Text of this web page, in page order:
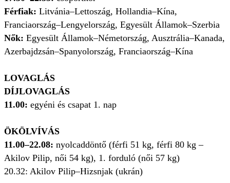
Férfiak: Litvánia–Lettoszág, Hollandia–Kína,
Franciaország–Lengyelország, Egyesült Államok–Szerbia
Nők: Egyesült Államok–Németország, Ausztrália–Kanada,
Azerbajdzsán–Spanyolország, Franciaország–Kína
LOVAGLÁS
DÍJLOVAGLÁS
11.00: egyéni és csapat 1. nap
ÖKÖLVÍVÁS
11.00–22.08: nyolcaddöntő (férfi 51 kg, férfi 80 kg –
Akilov Pilip, női 54 kg), 1. forduló (női 57 kg)
20.32: Akilov Pilip–Hizsnjak (ukrán)